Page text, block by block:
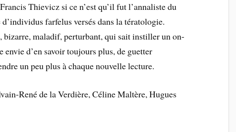
Thievicz si ce n’est qu’il fut l’annaliste du
farfelus versés dans la tératologie.
maladif, perturbant, qui sait instiller un on-
d’en savoir toujours plus, de guetter
un peu plus à chaque nouvelle lecture.
René de la Verdière, Céline Maltère, Hugues